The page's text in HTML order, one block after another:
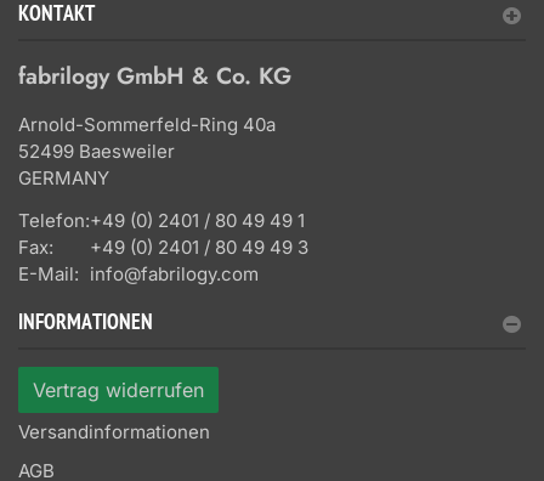
KONTAKT
fabrilogy GmbH & Co. KG
Arnold-Sommerfeld-Ring 40a
52499 Baesweiler
GERMANY
Telefon:+49 (0) 2401 / 80 49 49 1
Fax:
+49 (0) 2401 / 80 49 49 3
E-Mail: info@fabrilogy.com
INFORMATIONEN
Vertrag widerrufen
Versandinformationen
AGB